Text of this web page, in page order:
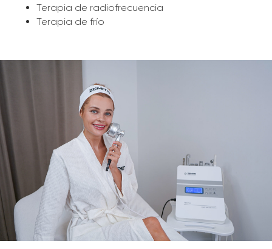
Terapia de radiofrecuencia
Terapia de frío